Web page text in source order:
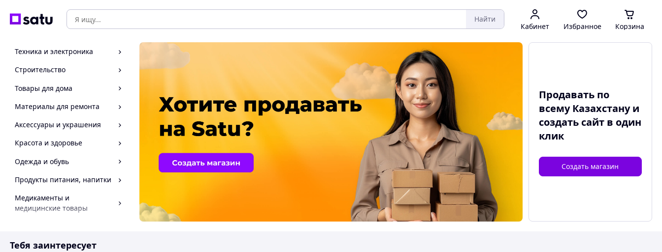
Найти
Кабинет Избранное Корзина
Техника и электроника
Строительство
Товары для дома
Материалы для ремонта
Аксессуары и украшения
Красота и здоровье
Одежда и обувь
Продукты питания, напитки
Медикаменты и
медицинские товары
Инструмент
Продавать по
всему Казахстану и
создать сайтв один
клик
Создать магазин
Тебя заинтересует